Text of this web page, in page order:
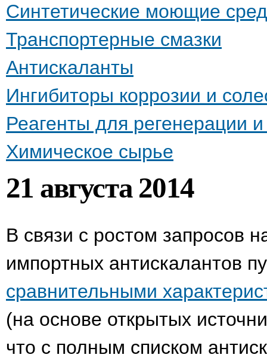
Синтетические моющие
Транспортерные смазки
Антискаланты
Ингибиторы коррозии и
Реагенты для регенерации
Химическое сырье
21 августа 2014
В связи с ростом запросов
импортных антискалантов
сравнительными
(на основе открытых
что с полным списком